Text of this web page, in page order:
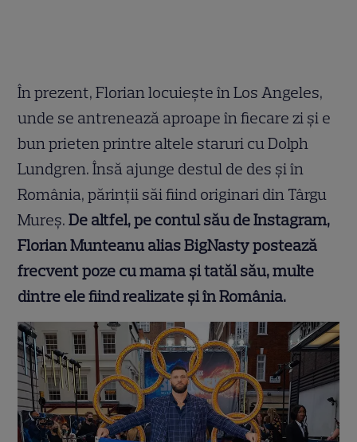
În prezent, Florian locuiește în Los Angeles,
unde se antrenează aproape în fiecare zi și e
bun prieten printre altele staruri cu Dolph
Lundgren. Însă ajunge destul de des și în
România, părinții săi fiind originari din Târgu
Mureș.De altfel, pe contul său de Instagram,
Florian Munteanu alias BigNasty postează
frecvent poze cu mama și tatăl său, multe
dintre ele fiind realizate și în România.